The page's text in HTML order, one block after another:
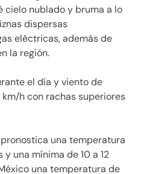
cielo nublado y bruma a lo
dispersas
eléctricas, además de
la región.
el día y viento de
h con rachas superiores
una temperatura
una mínima de 10 a 12
una temperatura de